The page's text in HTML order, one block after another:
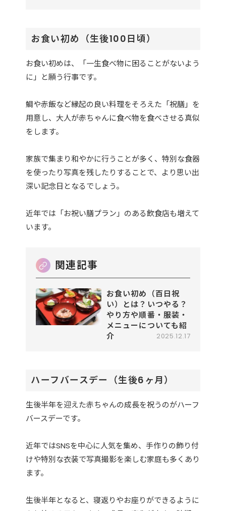
お食い初め（生後100日頃）
お食い初めは、「一生食べ物に困ることがないよう
に」と願う行事です。
鯛や赤飯など縁起の良い料理をそろえた「祝膳」を
用意し、大人が赤ちゃんに食べ物を食べさせる真似
をします。
家族で集まり和やかに行うことが多く、特別な食器
を使ったり写真を残したりすることで、より思い出
深い記念日となるでしょう。
近年では「お祝い膳プラン」のある飲食店も増えて
います。
お食い初め（百日祝
い）とは？いつやる？
やり方や順番・服装・
メニューについても紹
介
2025.12.17
ハーフバースデー（生後6ヶ月）
生後半年を迎えた赤ちゃんの成長を祝うのがハーフ
バースデーです。
近年ではSNSを中心に人気を集め、手作りの飾り付
けや特別な衣装で写真撮影を楽しむ家庭も多くあり
ます。
生後半年となると、寝返りやお座りができるように